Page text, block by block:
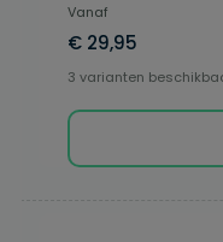
Vanaf
€ 29,95
3 varianten